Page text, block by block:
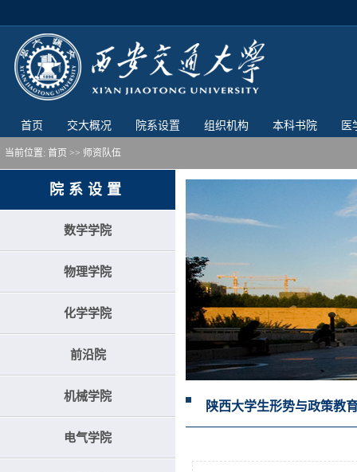
首页 交大概况 院系设置 组织机构 本科书院 医
当前位置: 首页 >> 师资队伍
院系设置
数学学院
物理学院
化学学院
前沿院
机械学院
电气学院
陕西大学生形势与政策教